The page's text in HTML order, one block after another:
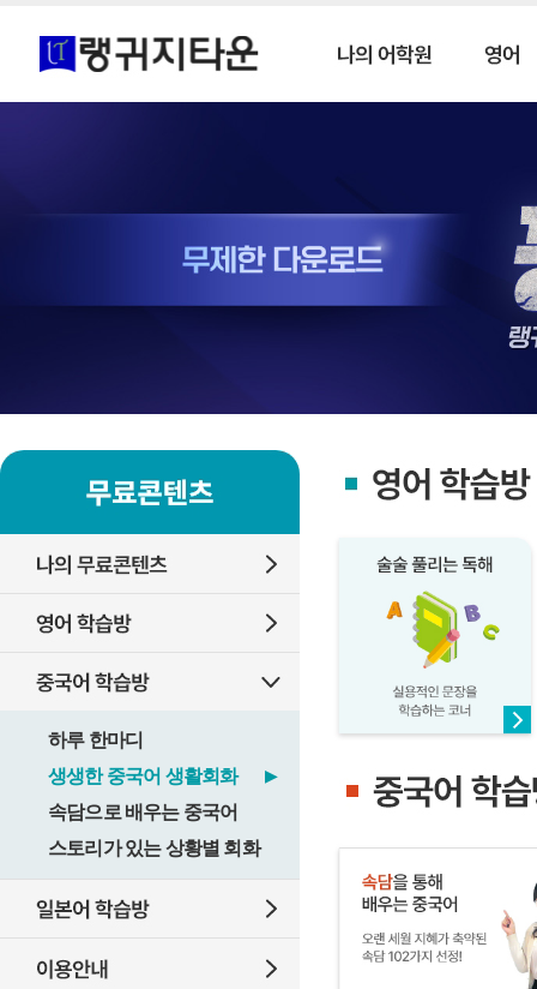
하루 한마디
생생한 중국어 생활회화
▶
속담으로 배우는 중국어
스토리가 있는 상황별 회화